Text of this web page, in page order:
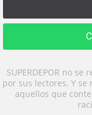
SUPERDEPOR no
por sus lectores. Y
aquellos que